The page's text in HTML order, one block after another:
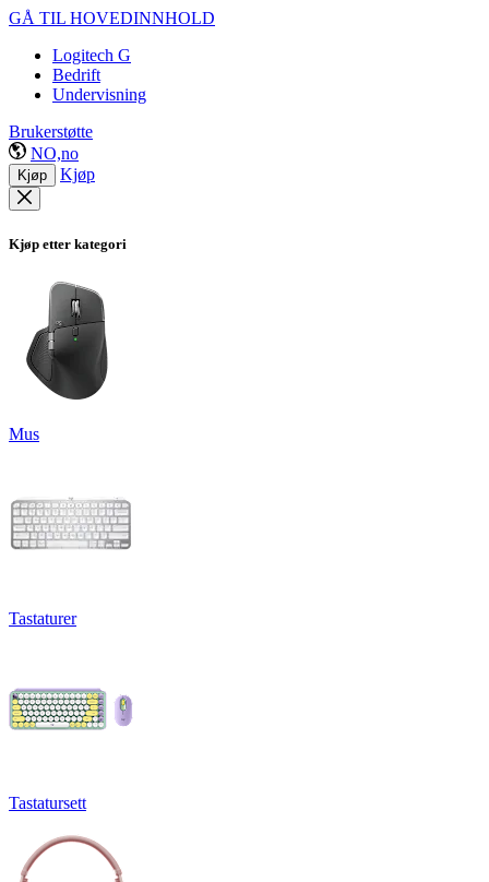
GÅ TIL HOVEDINNHOLD
Logitech G
Bedrift
Undervisning
Brukerstøtte
NO,no
Kjøp Kjøp
Kjøp etter kategori
Mus
Tastaturer
Tastatursett